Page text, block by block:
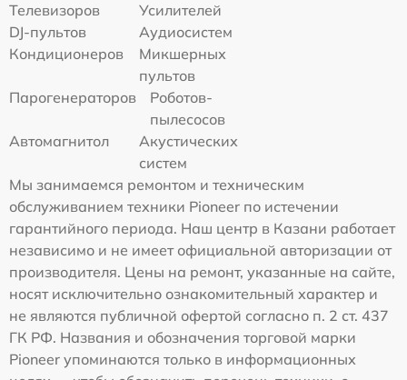
Телевизоров
Усилителей
DJ-пультов
Аудиосистем
Кондиционеров
Микшерных
пультов
Парогенераторов
Роботов-
пылесосов
Автомагнитол
Акустических
систем
Мы занимаемся ремонтом и техническим
обслуживанием техники Pioneer по истечении
гарантийного периода. Наш центр в Казани работает
независимо и не имеет официальной авторизации от
производителя. Цены на ремонт, указанные на сайте,
носят исключительно ознакомительный характер и
не являются публичной офертой согласно п. 2 ст. 437
ГК РФ. Названия и обозначения торговой марки
Pioneer упоминаются только в информационных